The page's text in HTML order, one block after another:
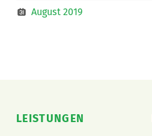
August 2019
LEISTUNGEN